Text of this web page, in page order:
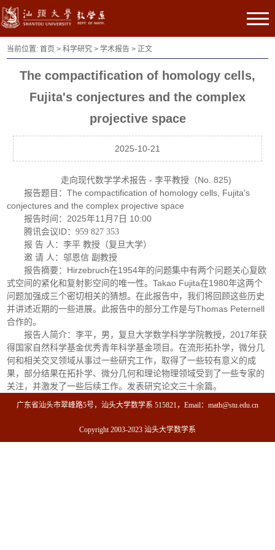
当前位置:首页 >科学研究 >学术报告 > 正文
The compactification of homology cells,
Fujita's conjectures and the complex
projective space
2025-10-21
走向现代数学学术报告 - 李平教授（No. 825)
报告题目：The compactification of homology cells, Fujita's
conjectures and the complex projective space
报告时间：2025年11月7日 10:00
腾讯会议ID：959 827 353
报 告 人：李平 教授（复旦大学）
邀 请 人：邬恩信 副教授
报告摘要：Hirzebruch在1954年的问题集中有两个问题关心复欧
式空间的紧化和复射影空间的唯一性。Takao Fujita在1980年这两个
问题加强成三个密切相关的猜想。在此报告中，我们将回顾这些历史
并讲述近期的一些进展。此报告中的部分工作是与Thomas Peternell
合作的。
报告人简介：李平，男，复旦大学数学科学学院教授，2017年获
得国家自然科学基金优秀青年科学基金项目。在流形拓扑学，微分几
何和相关交叉领域从事过一些研究工作，取得了一些较有意义的成
果，部分结果在拓扑学、微分几何和理论物理领域受到了一些专家的
关注，并激发了一些后续工作。发表研究论文三十余篇。
广东省汕头市翠峰路5号，汕头大学数学系 515821，Email：math@stu.edu.cn
Copyright 2003-2023 汕头大学数学系